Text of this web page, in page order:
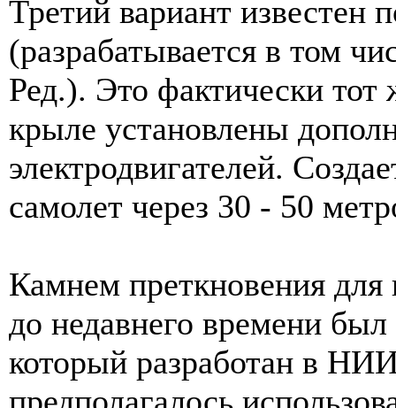
Третий вариант известен
(разрабатывается в том
Ред.). Это фактически
крыле установлены
электродвигателей.
самолет через 30 - 50
Камнем преткновения
до недавнего времени
который разработан в